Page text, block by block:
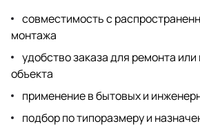
совместимость с
монтажа
удобство заказа для ремонта
объекта
применение в бытовых и
подбор по типоразмеру и